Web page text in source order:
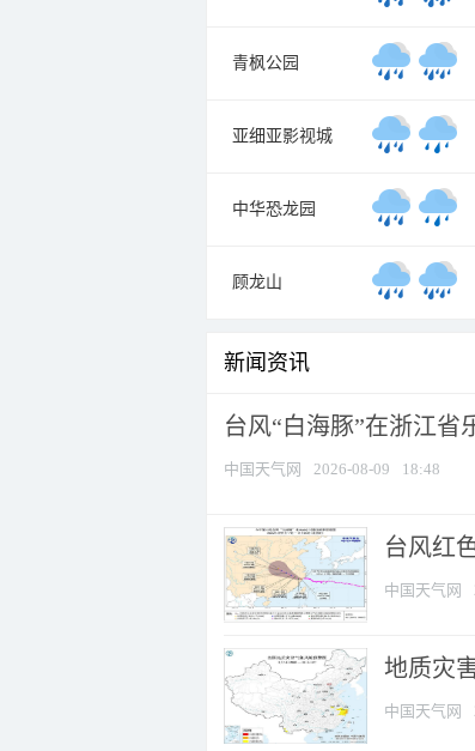
青枫公园
亚细亚影视城
中华恐龙园
顾龙山
新闻资讯
台风“白海豚”在浙江省
中国天气网 2026-08-09 18:48
台风红
中国天气网
地质灾
中国天气网